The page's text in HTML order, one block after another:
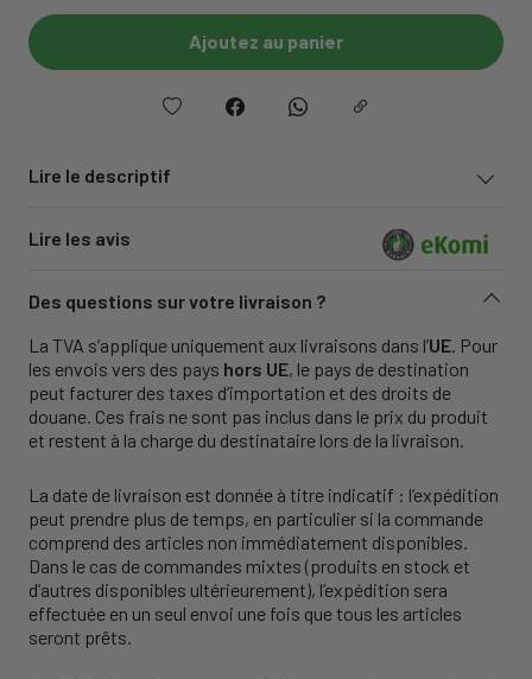
Ajoutez au panier
Lire le descriptif
Lire les avis
Des questions sur votre livraison ?
La TVA s’applique uniquement aux livraisons dans l’UE . Pour
les envois vers des pays hors UE, le pays de destination
peut facturer des taxes d’importation et des droits de
douane. Ces frais ne sont pas inclus dans le prix du produit
et restent à la charge du destinataire lors de la livraison.
La date de livraison est donnée à titre indicatif : l’expédition
peut prendre plus de temps, en particulier si la commande
comprend des articles non immédiatement disponibles.
Dans le cas de commandes mixtes (produits en stock et
d’autres disponibles ultérieurement), l’expédition sera
effectuée en un seul envoi une fois que tous les articles
seront prêts.